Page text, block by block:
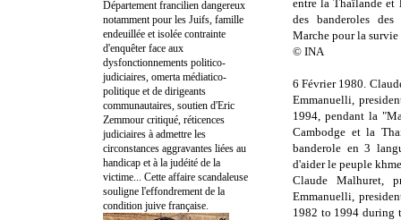
entre la Thaïlande et
des banderoles
Marche pour la
© INA
6 Février 1980.
Emmanuelli,
1994, pendant la
Cambodge et la
banderole en 3
d'aider le peuple
Claude Malhuret,
Emmanuelli,
1982 to 1994 during
Département francilien dangereux
notamment pour les Juifs, famille
endeuillée et isolée contrainte
d'enquêter face aux
dysfonctionnements politico-
judiciaires, omerta médiatico-
politique et de dirigeants
communautaires, soutien d'Eric
Zemmour critiqué, réticences
judiciaires à admettre les
circonstances aggravantes liées au
handicap et à la judéité de la
victime... Cette affaire scandaleuse
souligne l'effondrement de la
condition juive française.